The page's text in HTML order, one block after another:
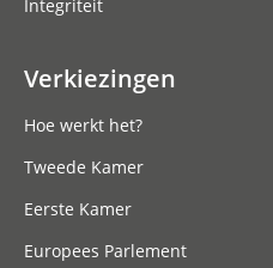
Integriteit
Verkiezingen
Hoe werkt het?
Tweede Kamer
Eerste Kamer
Europees Parlement